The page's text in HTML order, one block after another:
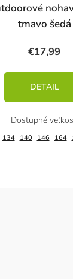
tmavo šedá
€17,99
DETAIL
134 140 146 164